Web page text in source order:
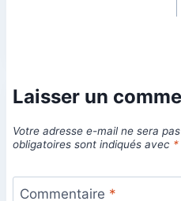
Laisser un
Votre adresse e-mail ne sera
obligatoires sont indiqués avec *
Commentaire *